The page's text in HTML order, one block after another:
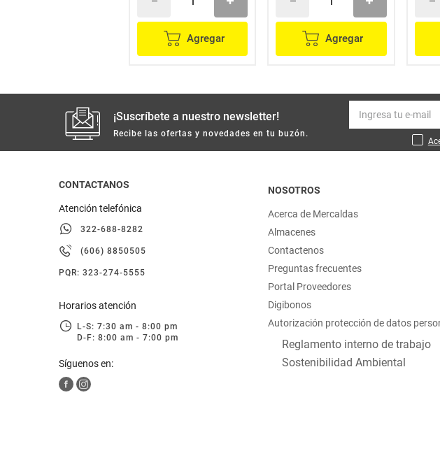
Agregar Agregar
¡Suscríbete a nuestro newsletter!
Recibe las ofertas y novedades en tu buzón.
CONTACTANOS
Atención telefónica
322-688-8282
(606) 8850505
PQR: 323-274-5555
Horarios atención
L-S: 7:30 am - 8:00 pm
D-F: 8:00 am - 7:00 pm
Síguenos en:
NOSOTROS
Acerca de Mercaldas
Almacenes
Contactenos
Preguntas frecuentes
Portal Proveedores
Digibonos
Autorización protección de datos
Reglamento interno de trabajo
Sostenibilidad Ambiental